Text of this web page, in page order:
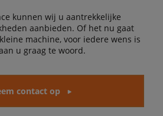
kunnen wij u aantrekkelijke
aanbieden. Of het nu gaat
machine, voor iedere wens is
u graag te woord.
contact op